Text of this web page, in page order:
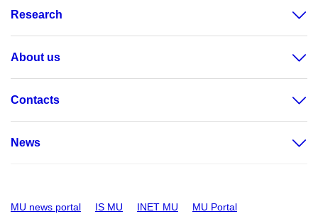
Research
About us
Contacts
News
MU news portal IS MU INET MU MU Portal